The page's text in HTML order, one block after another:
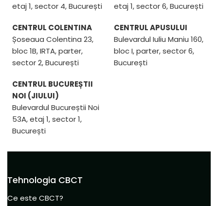
etaj 1, sector 4, București
etaj 1, sector 6, București
CENTRUL COLENTINA
Șoseaua Colentina 23,
bloc 1B, IRTA, parter,
sector 2, București
CENTRUL APUSULUI
Bulevardul Iuliu Maniu 160,
bloc I, parter, sector 6,
București
CENTRUL BUCUREȘTII
NOI (JIULUI)
Bulevardul Bucureștii Noi
53A, etaj 1, sector 1,
București
Tehnologia CBCT
Ce este CBCT?